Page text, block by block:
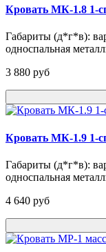
Кровать МК-1.8 1-
Габариты (д*г*в):
односпальная
3 880 pуб
Кровать МК-1.9 1-
Габариты (д*г*в):
односпальная
4 640 pуб